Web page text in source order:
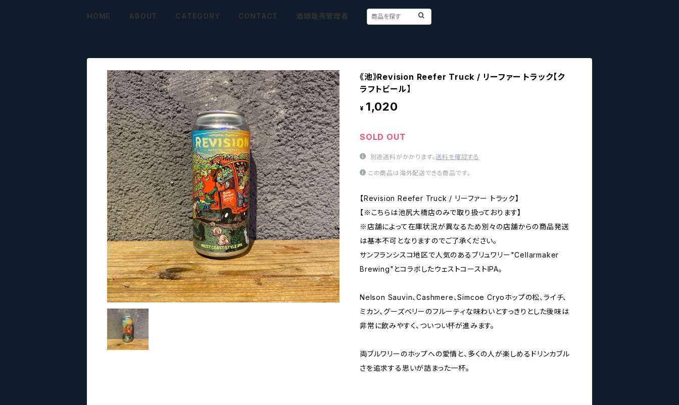
HOME ABOUT CATEGORY CONTACT 酒類販売管理者
《池》Revision Reefer Truck / リーファー トラック【ク
ラフトビール】
¥ 1,020
SOLD OUT
別途送料がかかります。送料を確認する
この商品は海外配送できる商品です。
【Revision Reefer Truck / リーファー トラック】
【※こちらは池尻大橋店のみで取り扱っております】
※店舗によって在庫状況が異なるため別々の店舗からの商品発送
は基本不可となりますのでご了承ください。
サンフランシスコ地区で人気のあるブリュワリー"Cellarmaker
Brewing"とコラボしたウェストコーストIPA。
Nelson Sauvin、Cashmere、Simcoe Cryoホップの松、ライチ、
ミカン、グーズベリーのフルーティな味わいとすっきりとした後味は
非常に飲みやすく、ついつい杯が進みます。
両ブルワリーのホップへの愛情と、多くの人が楽しめるドリンカブル
さを追求する思いが詰まった一杯。